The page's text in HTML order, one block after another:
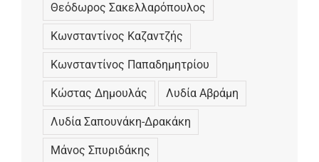
Θεόδωρος Σακελλαρόπουλος
Κωνσταντίνος Καζαντζής
Κωνσταντίνος Παπαδημητρίου
Κώστας Δημουλάς Λυδία Αβράμη
Λυδία Σαπουνάκη-Δρακάκη
Μάνος Σπυριδάκης